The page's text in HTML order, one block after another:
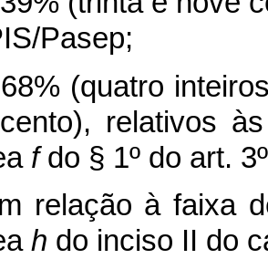
Pasep;
(quatro
relativos
fdo § 1º do art.
relação à faixa
h do inciso II do